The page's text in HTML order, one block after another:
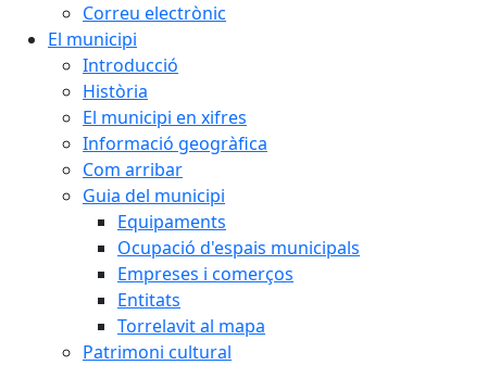
Correu electrònic
El municipi
Introducció
Història
El municipi en xifres
Informació geogràfica
Com arribar
Guia del municipi
Equipaments
Ocupació d'espais municipals
Empreses i comerços
Entitats
Torrelavit al mapa
Patrimoni cultural